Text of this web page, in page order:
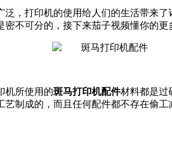
，打印机的使用给人们的生活带来
密不可分的，接下来茄子视频懂你的
机所使用的斑马打印机配件材料都是过
艺制成的，而且任何配件都不存在偷